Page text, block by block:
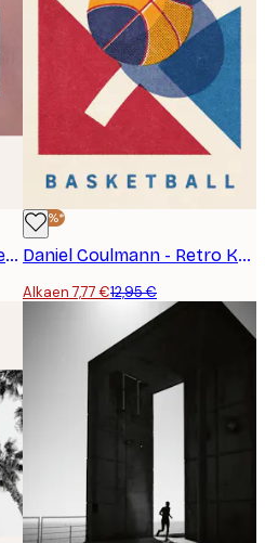
Felix Tchvertkin - Tenniskentän Varjoleikki Juliste
-40%*
Daniel Coulmann - Retro Koripallipeli Juliste
Alkaen 7,77 €12,95 €